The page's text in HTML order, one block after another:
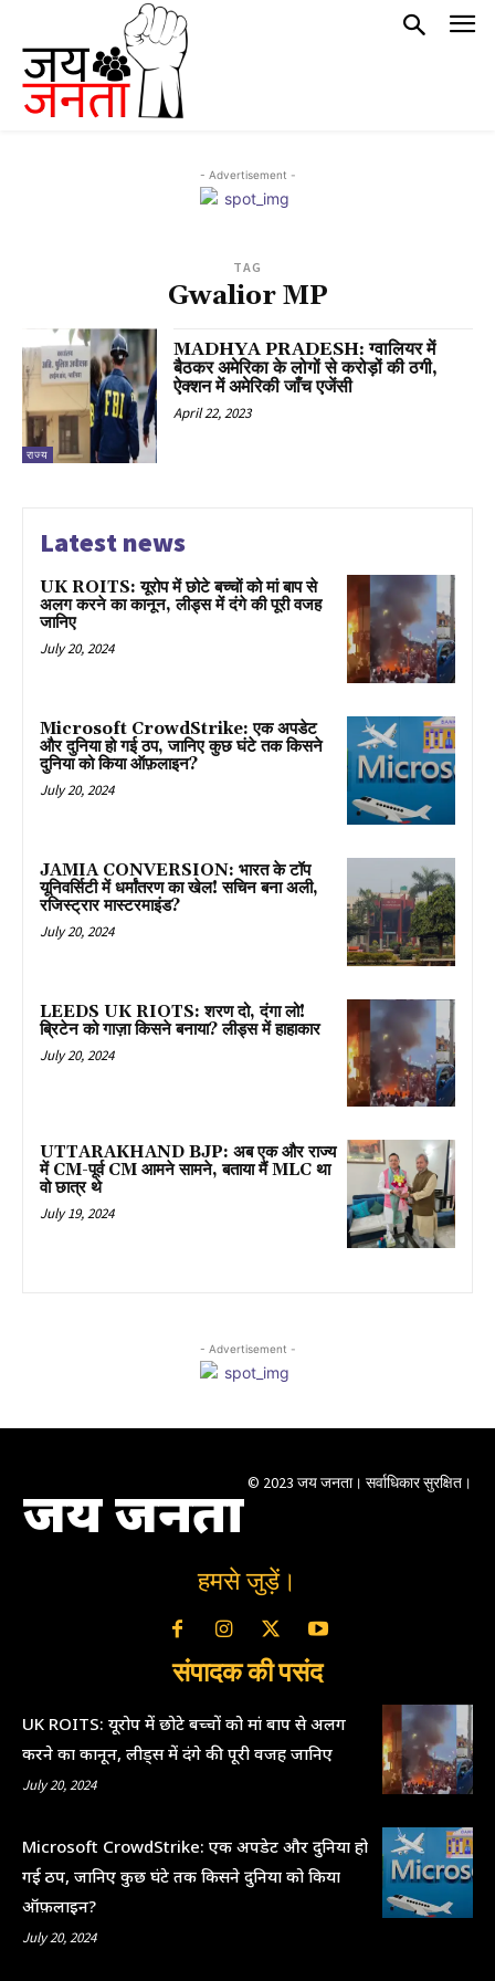
- Advertisement -
TAG
Gwalior MP
राज्य
MADHYA PRADESH: ग्वालियर में
बैठकर अमेरिका के लोगों से करोड़ों की ठगी,
ऐक्शन में अमेरिकी जाँच एजेंसी
April 22, 2023
Latest news
UK ROITS: यूरोप में छोटे बच्चों को मां बाप से
अलग करने का कानून, लीड्स में दंगे की पूरी वजह
जानिए
July 20, 2024
Microsoft CrowdStrike: एक अपडेट
और दुनिया हो गई ठप, जानिए कुछ घंटे तक किसने
दुनिया को किया ऑफ़लाइन?
July 20, 2024
JAMIA CONVERSION: भारत के टॉप
यूनिवर्सिटी में धर्मांतरण का खेल! सचिन बना अली,
रजिस्ट्रार मास्टरमाइंड?
July 20, 2024
LEEDS UK RIOTS: शरण दो, दंगा लो!
ब्रिटेन को गाज़ा किसने बनाया? लीड्स में हाहाकार
July 20, 2024
UTTARAKHAND BJP: अब एक और राज्य
में CM-पूर्व CM आमने सामने, बताया मैं MLC था
वो छात्र थे
July 19, 2024
- Advertisement -
जय जनता © 2023 जय जनता। सर्वाधिकार सुरक्षित।
हमसे जुड़ें।
संपादक की पसंद
UK ROITS: यूरोप में छोटे बच्चों को मां बाप से अलग
करने का कानून, लीड्स में दंगे की पूरी वजह जानिए
July 20, 2024
Microsoft CrowdStrike: एक अपडेट और दुनिया हो
गई ठप, जानिए कुछ घंटे तक किसने दुनिया को किया
ऑफ़लाइन?
July 20, 2024